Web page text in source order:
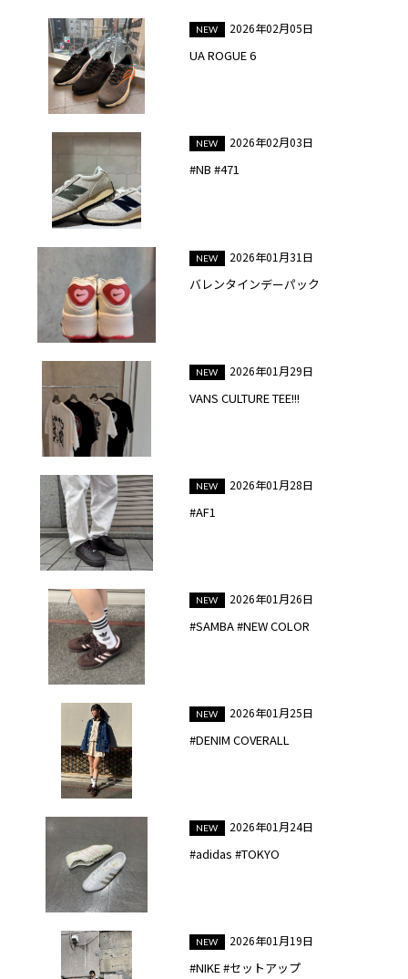
2026年02月05日
UA ROGUE 6
2026年02月03日
#NB #471
2026年01月31日
バレンタインデーパック
2026年01月29日
VANS CULTURE TEE!!!
2026年01月28日
#AF1
2026年01月26日
#SAMBA #NEW COLOR
2026年01月25日
#DENIM COVERALL
2026年01月24日
#adidas #TOKYO
2026年01月19日
#NIKE #セットアップ